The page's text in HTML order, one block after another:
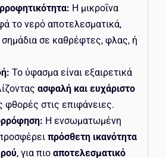
Η μικροΐνα
το νερό αποτελεσματικά,
σε καθρέφτες, φλας, ή
Το ύφασμα είναι εξαιρετικά
ασφαλή και ευχάριστο
στις επιφάνειες.
Η ενσωματωμένη
πρόσθετη ικανότητα
, για πιο αποτελεσματικό